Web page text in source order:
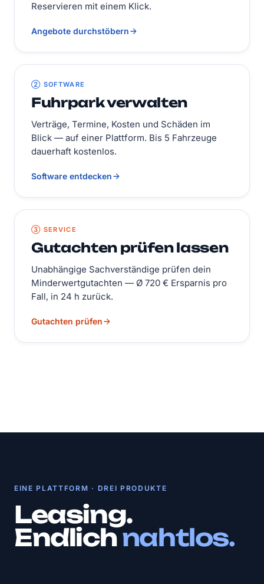
Reservieren mit einem Klick.
Angebote durchstöbern
② SOFTWARE
Fuhrpark verwalten
Verträge, Termine, Kosten und Schäden im
Blick — auf einer Plattform. Bis 5 Fahrzeuge
dauerhaft kostenlos.
Software entdecken
③ SERVICE
Gutachten prüfen lassen
Unabhängige Sachverständige prüfen dein
Minderwertgutachten — Ø 720 € Ersparnis pro
Fall, in 24 h zurück.
Gutachten prüfen
EINE PLATTFORM · DREI PRODUKTE
Leasing.
Endlichnahtlos.